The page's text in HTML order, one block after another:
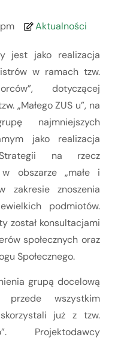
Aktualności
jest jako realizacja
w ramach tzw.
dotyczącej
„Małego ZUS u”, na
najmniejszych
jako realizacja
na rzecz
w obszarze „małe i
zakresie znoszenia
podmiotów.
został konsultacjami
społecznych oraz
Społecznego.
grupą docelową
przede wszystkim
już z tzw.
Projektodawcy